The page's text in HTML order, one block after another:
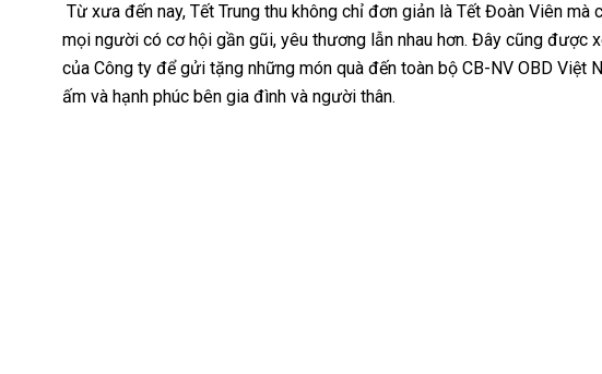
Từ xưa đến nay, Tết Trung thu không chỉ đơn giản là Tết Đoàn Viên
mọi người có cơ hội gần gũi, yêu thương lẫn nhau hơn. Đây cũng được
của Công ty để gửi tặng những món quà đến toàn bộ CB-NV OBD
ấm và hạnh phúc bên gia đình và người thân.